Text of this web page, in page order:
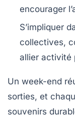
encourager
S’impliquer
collectives,
allier activité
Un week-end
sorties, et
souvenirs